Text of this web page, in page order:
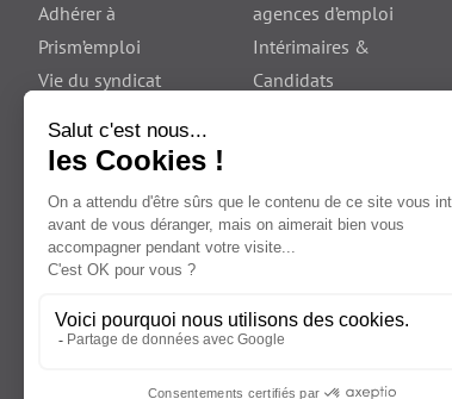
Adhérer à
Prism’emploi
Vie du syndicat
agences d’emploi
Intérimaires &
Candidats